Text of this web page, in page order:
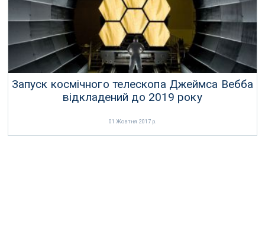
Запуск космічного телескопа Джеймса Вебба
відкладений до 2019 року
01 Жовтня 2017 р.